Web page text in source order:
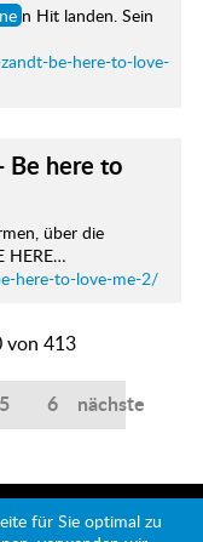
n Hit landen. Sein
be-here-to-love-
Be here to
über die
HERE…
here-to-love-me-2/
von 413
5 6 nächste
für Sie optimal zu